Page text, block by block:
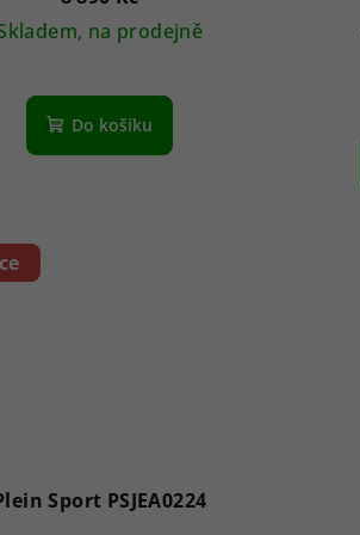
na prodejně
Do košíku
Sport PSJEA0224